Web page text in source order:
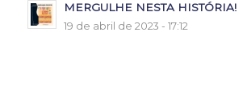
MERGULHE NESTA HISTÓRIA!
19 de abril de 2023 - 17:12